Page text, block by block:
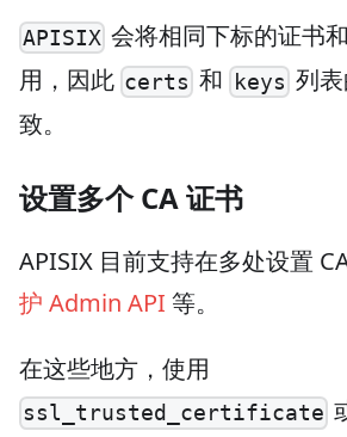
APISIX 会将相同下标的证书
用，因此 certs 和 keys 列表
致。
设置多个 CA 证书
APISIX 目前支持在多处设置
护 Admin API 等。
在这些地方，使用
ssl_trusted_certificate